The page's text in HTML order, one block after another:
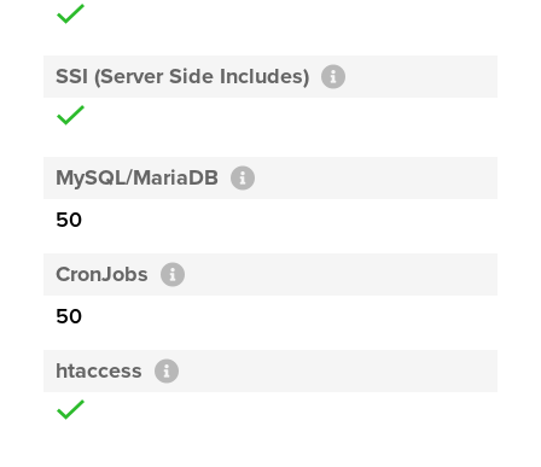
SSI (Server Side Includes)
MySQL/MariaDB
50
CronJobs
50
htaccess